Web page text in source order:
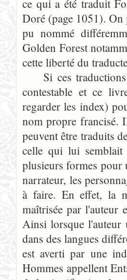
ce qui a été traduit
Doré (page 1051). On
pu nommé
Golden Forest
cette liberté du
Si ces traductions
contestable et ce
regarder les index)
nom propre francisé.
peuvent être traduits
celle qui lui
plusieurs formes pour
narrateur, les
à faire. En effet, la
maîtrisée par l'auteur
Ainsi lorsque l'auteur
dans des langues
est averti par une
Hommes appellent